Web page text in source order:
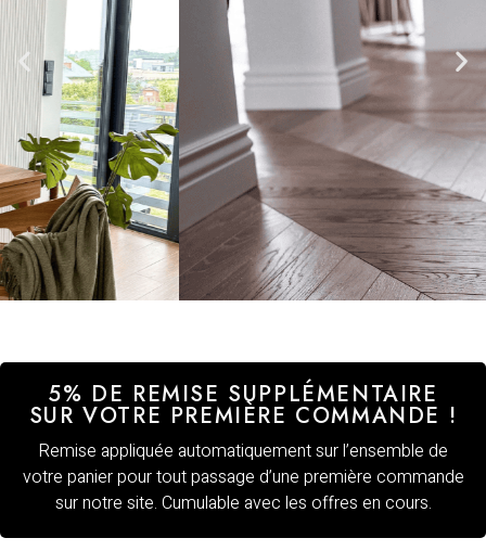
5% DE REMISE SUPPLÉMENTAIRE
SUR VOTRE PREMIÈRE COMMANDE !
Remise appliquée automatiquement sur l’ensemble de
votre panier pour tout passage d’une première commande
sur notre site. Cumulable avec les offres en cours.